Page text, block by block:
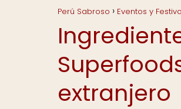
Perú Sabroso Eventos y
extranjero